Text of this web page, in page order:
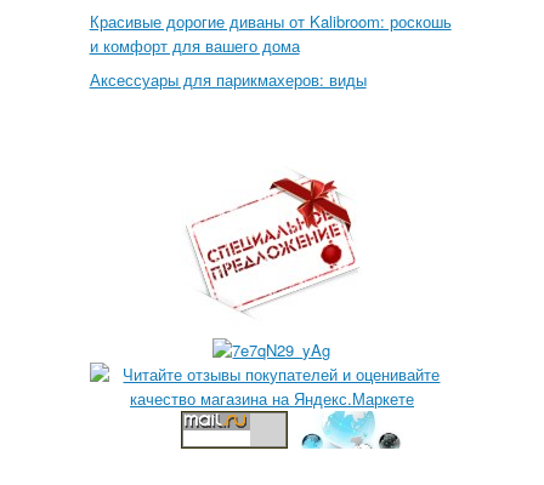
Красивые дорогие диваны от Kalibroom: роскошь
и комфорт для вашего дома
Аксессуары для парикмахеров: виды